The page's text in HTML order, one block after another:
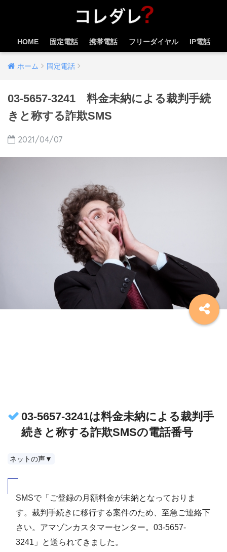
HOME 固定電話 携帯電話 フリーダイヤル IP電話
ホーム 固定電話
03-5657-3241 料金未納による裁判手続
きと称する詐欺SMS
2021/04/07
03-5657-3241は料金未納による裁判手
続きと称する詐欺SMSの電話番号
ネットの声▼
SMSで「ご登録の月額料金が未納となっておりま
す。裁判手続きに移行する案件のため、至急ご連絡下
さい。アマゾンカスタマーセンター。03-5657-
3241」と送られてきました。